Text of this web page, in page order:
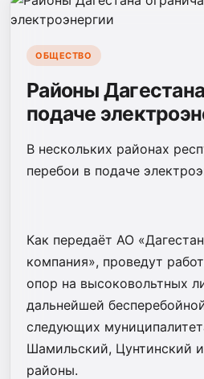
ОБЩЕСТВО
Районы
подаче
В нескольких районах
перебои в подаче
Как передаёт АО
компания», проведут
опор на высоковольтных
дальнейшей
следующих
Шамильский, Цунтинский
районы.